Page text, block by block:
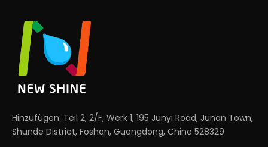
Hinzufügen: Teil 2, 2/F, Werk 1, 195 Junyi Road, Junan Town,
Shunde District, Foshan, Guangdong, China 528329